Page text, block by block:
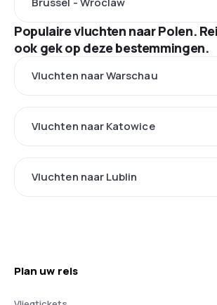
Populaire vluchten naar Polen.
ook gek op deze bestemmingen.
Vluchten naar Warschau
Vluchten naar Katowice
Vluchten naar Lublin
Plan uw reis